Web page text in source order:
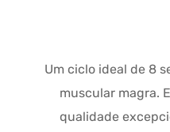
Um ciclo ideal de 8
muscular magra.
qualidade